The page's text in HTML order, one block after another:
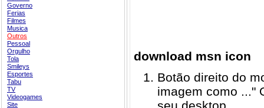
Governo
Ferias
Filmes
Musica
Outros
Pessoal
Orgulho
Tola
Smileys
Esportes
Tabu
TV
Videogames
Site
download msn icon
Botão direito do
imagem como ..."